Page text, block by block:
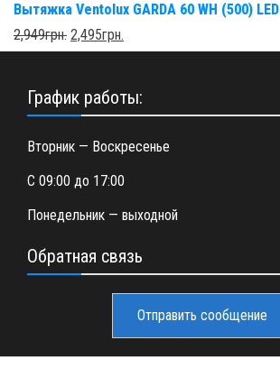
Вытяжка Ventolux GARDA 60 WH (500) LED
2,949грн. 2,495грн.
График работы:
Вторник — Воскресенье
С 09:00 до 17:00
Понедельник — выходной
Обратная связь
Отправить сообщение